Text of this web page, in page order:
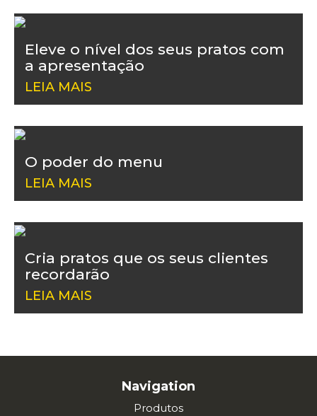
Eleve o nível dos seus pratos com
a apresentação
LEIA MAIS
O poder do menu
LEIA MAIS
Cria pratos que os seus clientes
recordarão
LEIA MAIS
Navigation
Produtos